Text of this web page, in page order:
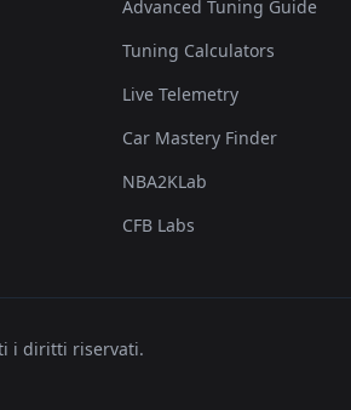
Advanced Tuning Guide
Tuning Calculators
Live Telemetry
Car Mastery Finder
NBA2KLab
CFB Labs
i diritti riservati.